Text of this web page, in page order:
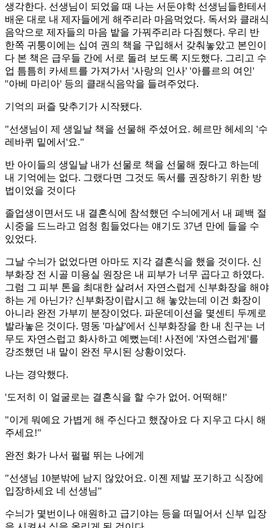
생각한다. 선생님이 되었을 때 나는 서둔야학 선생님들한테서
배운 대로 내 제자들에게 해주리라 마음먹었다. 독서와 클래식
음악으로 제자들의 마음 밭을 가꿔주리라 다짐했다. 우리 반
한쪽 귀퉁이에는 십여 권의 책을 구입해서 갖춰놓았고 본인이
다 본 책은 급우들 간에 서로 돌려 보도록 지도했다. 그리고 수
업 틈틈히 카세트를 가져가서 '사랑의 인사' '아를르의 여인'
''아베 마리아' 등의 클래식음악을 들려주었다.
기억의 퍼즐 맞추기가 시작됐다.
"선생님이 제 생일날 책을 선물해 주셨어요. 헤르만 헤세의 '수
레바퀴 밑에서'요."
반 아이들의 생일날 내가 선물로 책을 선물해 줬다고 하는데
내 기억에는 없다. 그랬다면 그것도 독서를 권장하기 위한 방
법이었을 것이다
졸업생이면서도 내 결혼식에 참석했던 수늬에게서 내 폐백 절
시중을 드느라고 엄청 힘들었다는 얘기도 37년 만에 들을 수
있었다.
그날 수늬가 없었다면 아마도 지각 결혼식을 했을 것이다. 신
부화장 전 시골 미용실 원장은 내 피부가 너무 곱다고 하였다.
그럼 그 피부 톤을 최대한 살려서 자연스럽게 신부화장을 해야
하는 게 아닌가? 신부화장이랍시고 해 놓았는데 이건 화장이
아니라 완전 가부끼 분장이었다. 파운데이션을 몇센티 두께로
발라놓은 것이다. 명동 '마샬'에서 신부화장을 한 내 친구는 너
무도 자연스럽고 화사하고 예뻤는데! 사전에 '자연스럽게'를
강조했던 내 말이 완전 무시된 상황이었다.
나는 경악했다.
'도저히 이 얼굴로는 결혼식을 할 수가 없어. 어떡해!'
"이게 뭐예요 가볍게 해 주신다고 했잖아요 다 지우고 다시 해
주세요!"
완전 화가 나서 펄펄 뛰는 나에게
"선생님 10분밖에 남지 않았어요. 이젠 제발 포기하고 식장에
입장하세요 네 선생님"
수늬가 몇번이나 애원하고 급기야는 등을 떠밀어서 신부 입장